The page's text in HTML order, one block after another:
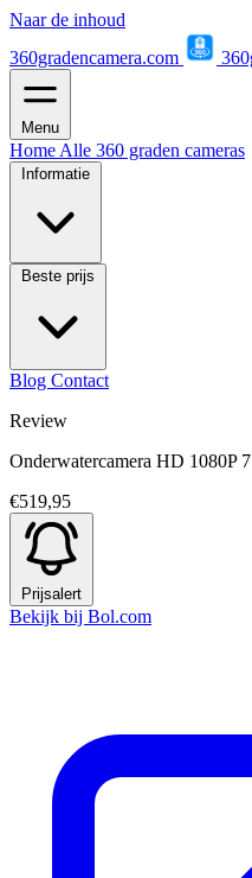
Naar de inhoud
360gradencamera.com
Menu
Home Alle 360 graden cameras
Informatie
Beste prijs
Blog Contact
Review
Onderwatercamera HD 1080P
€519,95
Prijsalert
Bekijk bij Bol.com